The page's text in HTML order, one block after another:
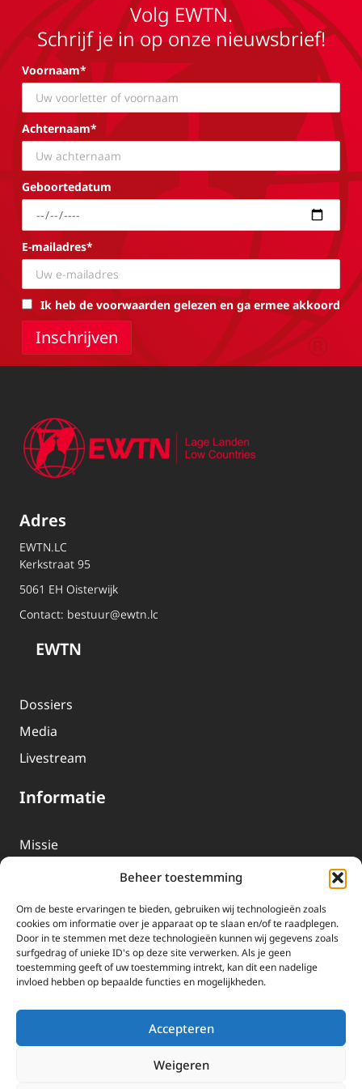
Beheer toestemming
Om de beste ervaringen te bieden, gebruiken wij technologieën zoals
cookies om informatie over je apparaat op te slaan en/of te raadplegen.
Door in te stemmen met deze technologieën kunnen wij gegevens zoals
surfgedrag of unieke ID's op deze site verwerken. Als je geen
toestemming geeft of uw toestemming intrekt, kan dit een nadelige
invloed hebben op bepaalde functies en mogelijkheden.
Accepteren
Weigeren
Volg EWTN.
Schrijf je in op onze nieuwsbrief!
Voornaam*
Achternaam*
Geboortedatum
E-mailadres*
Ik heb de voorwaarden gelezen en ga ermee akkoord
Adres
EWTN.LC
Kerkstraat 95
5061 EH Oisterwijk
Contact: bestuur@ewtn.lc
EWTN
Dossiers
Media
Livestream
Informatie
Missie
EWTN-Team
Organisatiegegevens
Doneren
EWTN wordt uitsluitend gefinancierd door uw donaties.
Wij ontvangen bewust geen advertentie-inkomsten of